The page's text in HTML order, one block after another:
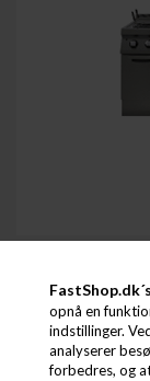
opnå en
indstillinger.
analyserer
forbedres, og
Køkkenserier
Når du skal